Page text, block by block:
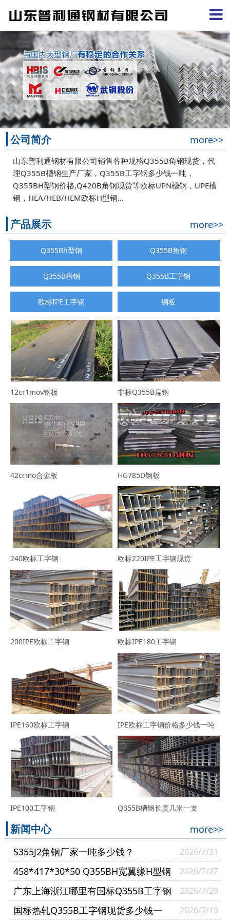
公司简介 more>>
山东普利通钢材有限公司销售各种规格Q355B角钢现货，代
理Q355B槽钢生产厂家，Q355B工字钢多少钱一吨，
Q355BH型钢价格,Q420B角钢现货等欧标UPN槽钢，UPE槽
钢，HEA/HEB/HEM欧标H型钢…
产品展示 more>>
Q355Bh型钢 Q355B角钢
Q355B槽钢 Q355B工字钢
欧标IPE工字钢 钢板
12cr1mov钢板 非标Q355B扁钢
42crmo合金板 HG785D钢板
240欧标工字钢 欧标220IPE工字钢现货
200IPE欧标工字钢 欧标IPE180工字钢
IPE160欧标工字钢 IPE欧标工字钢价格多少钱一吨
IPE100工字钢 Q355B槽钢长度几米一支
新闻中心
more>>
S355J2角钢厂家一吨多少钱？
2026/7/31
458*417*30*50 Q355BH宽翼缘H型钢
哪里有现货？
2026/7/27
广东上海浙江哪里有国标Q355B工字钢
现货？
2026/7/20
国标热轧Q355B工字钢现货多少钱一 2026/7/19